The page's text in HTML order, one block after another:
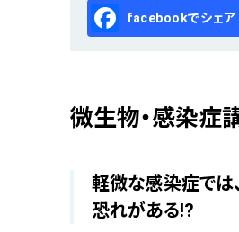
Facebook
微生物・感染症講
軽微な感染症では
恐れがある!?